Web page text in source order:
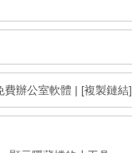
費辦公室軟體 | [複製鏈結]